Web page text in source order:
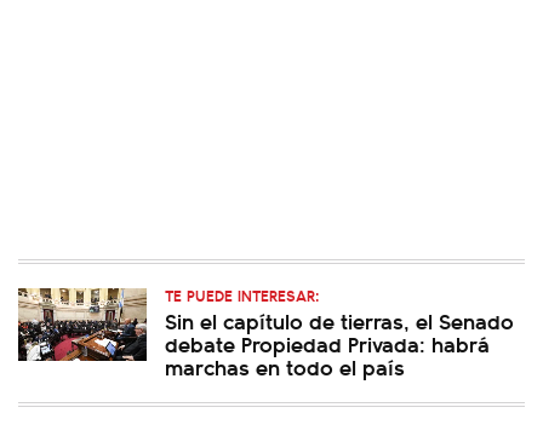
TE PUEDE INTERESAR:
Sin el capítulo de tierras, el Senado
debate Propiedad Privada: habrá
marchas en todo el país